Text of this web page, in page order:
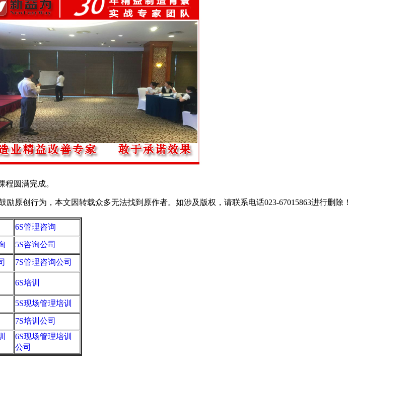
圆满完成。
创行为，本文因转载众多无法找到原作者。如涉及版权，请联系电话023-67015863进行删除！
6S管理咨询
5S咨询公司
7S管理咨询公司
6S培训
5S现场管理培训
7S培训公司
6S现场管理培训
公司